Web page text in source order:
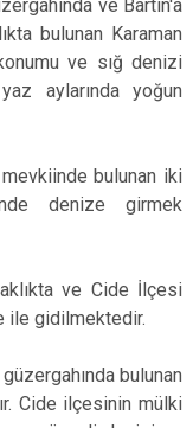
ve Bartın'a
bulunan Karaman
ve sığ denizi
aylarında yoğun
bulunan iki
denize girmek
ve Cide İlçesi
ile gidilmektedir.
bulunan
Cide ilçesinin mülki